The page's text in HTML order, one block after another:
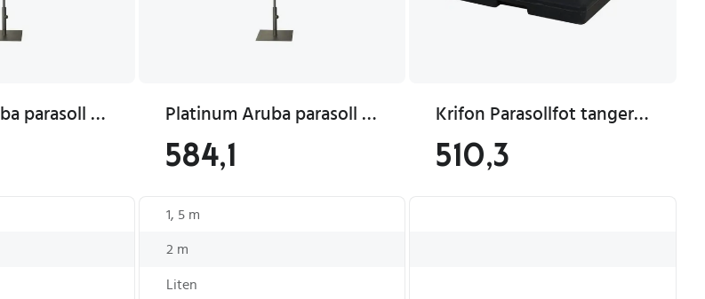
Platinum Aruba parasoll Taupe/grå exkl. parasollfot 2 x 1,3 m Natur Platinum Aruba parasoll Mørkegrå/svart exkl. parasollfot 2 x 1,3 m Svart
584,1
Krifon Parasollfot tangerang 27kg sort
510,3
1, 5 m
2 m
Liten